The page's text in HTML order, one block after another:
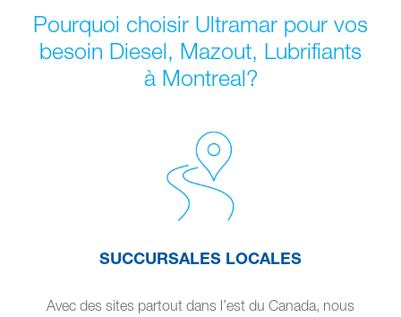
Pourquoi choisir Ultramar pour vos
besoin Diesel, Mazout, Lubrifiants
à Montreal?
SUCCURSALES LOCALES
Avec des sites partout dans l’est du Canada, nous